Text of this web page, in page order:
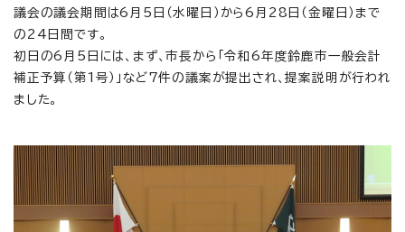
議会の議会期間は6月5日（水曜日）から6月28日（金曜日）まで
の24日間です。
初日の6月5日には、まず、市長から「令和6年度鈴鹿市一般会計
補正予算（第1号）」など7件の議案が提出され、提案説明が行われ
ました。